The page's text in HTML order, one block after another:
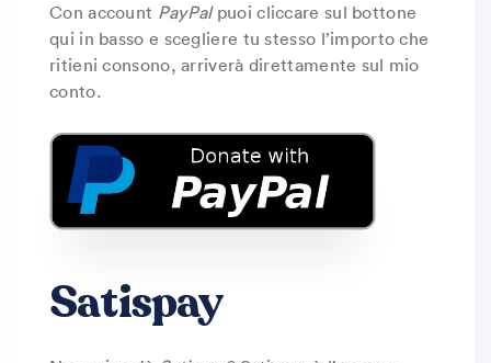
Con account PayPalpuoi cliccare sul bottone
qui in basso e scegliere tu stesso l’importo che
ritieni consono, arriverà direttamente sul mio
conto.
Satispay